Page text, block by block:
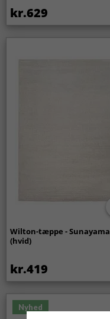
kr.629
Wilton-tæppe - Sunayama
(hvid)
kr.419
Nyhed